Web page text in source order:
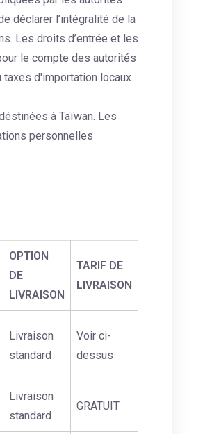
déclarer l’intégralité de la
Les droits d’entrée et les
le compte des autorités
d'importation locaux.
à Taïwan. Les
personnelles
OPTION
DE
LIVRAISON
TARIF DE
LIVRAISON
Livraison
standard
Voir ci-
dessus
Livraison
standard
GRATUIT